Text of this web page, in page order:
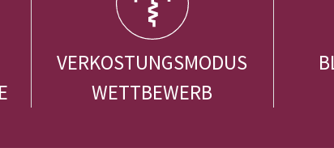
VERKOSTUNGSMODUS
WETTBEWERB